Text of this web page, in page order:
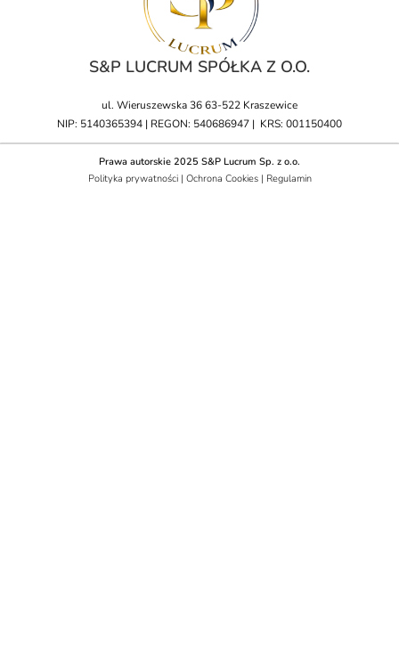
S&P LUCRUM SPÓŁKA Z O.O.
ul. Wieruszewska 36 63-522 Kraszewice
NIP: 5140365394 | REGON: 540686947 | KRS: 001150400
Prawa autorskie 2025 S&P Lucrum Sp. z o.o.
Polityka prywatności | Ochrona Cookies | Regulamin